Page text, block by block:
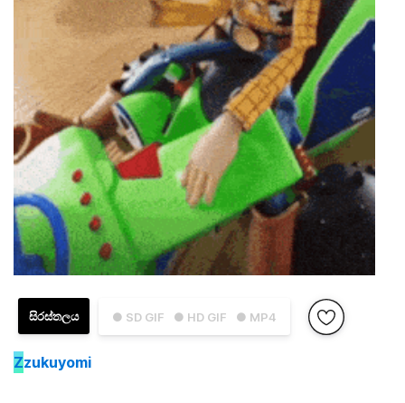
● SD GIF ● HD GIF ● MP4
සිරස්තලය
Zzukuyomi